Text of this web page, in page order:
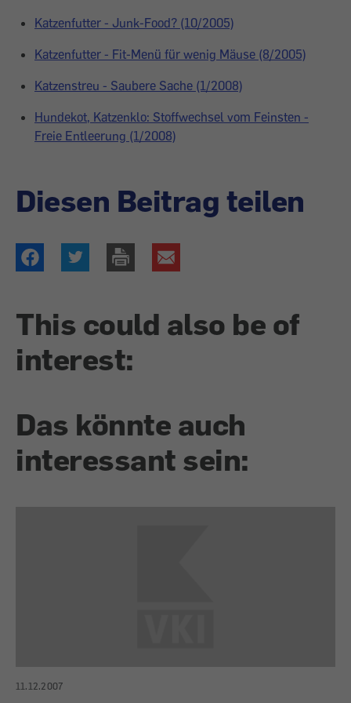
Katzenfutter - Junk-Food? (10/2005)
Katzenfutter - Fit-Menü für wenig Mäuse (8/2005)
Katzenstreu - Saubere Sache (1/2008)
Hundekot, Katzenklo: Stoffwechsel vom Feinsten -
Freie Entleerung (1/2008)
Diesen Beitrag teilen
This could also be of
interest:
Das könnte auch
interessant sein:
11.12.2007